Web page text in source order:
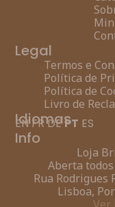
Legal
Termos e
Política de
Política de
Livro de
Idiomas
EN FR DEPT ES
Info
Loja
Aberta
Rua Rodrigues
Lisboa,